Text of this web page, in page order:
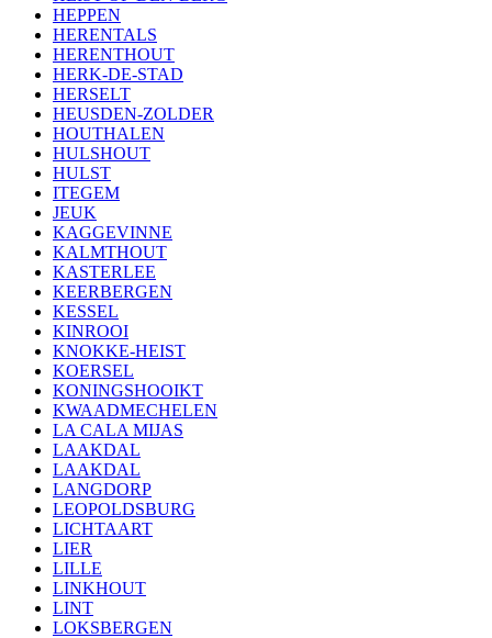
HEPPEN
HERENTALS
HERENTHOUT
HERK-DE-STAD
HERSELT
HEUSDEN-ZOLDER
HOUTHALEN
HULSHOUT
HULST
ITEGEM
JEUK
KAGGEVINNE
KALMTHOUT
KASTERLEE
KEERBERGEN
KESSEL
KINROOI
KNOKKE-HEIST
KOERSEL
KONINGSHOOIKT
KWAADMECHELEN
LA CALA MIJAS
LAAKDAL
LAAKDAL
LANGDORP
LEOPOLDSBURG
LICHTAART
LIER
LILLE
LINKHOUT
LINT
LOKSBERGEN